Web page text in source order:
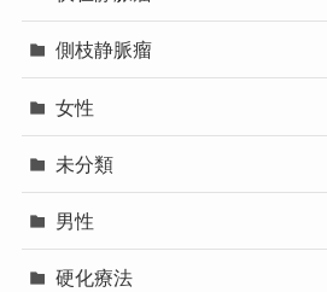
側枝静脈瘤
女性
未分類
男性
硬化療法